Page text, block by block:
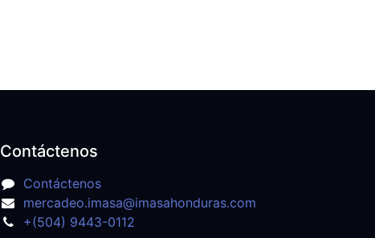
Contáctenos
Contáctenos
mercadeo.imasa@imasahonduras.com
+(504) 9443-0112